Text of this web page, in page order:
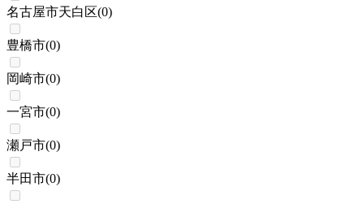
名古屋市天白区(0)
豊橋市(0)
岡崎市(0)
一宮市(0)
瀬戸市(0)
半田市(0)